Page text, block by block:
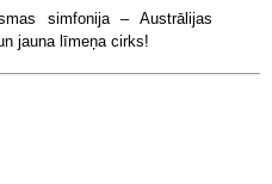
simfonija – Austrālijas
jauna līmeņa cirks!